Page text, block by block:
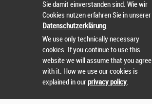
Sie damit einverstanden sind. Wie wir
Cookies nutzen erfahren Sie in unserer
Datenschutzerklärung.
We use only technically necessary
cookies. If you continue to use this
website we will assume that you agree
with it. How we use our cookies is
explained in ourprivacy policy.